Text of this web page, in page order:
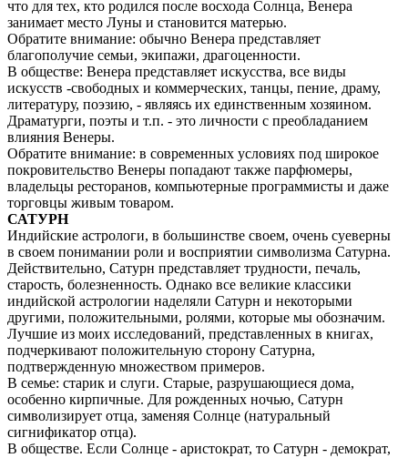
что для тех, кто родился после восхода Солнца, Венера
занимает место Луны и становится матерью.
Обратите внимание: обычно Венера представляет
благополучие семьи, экипажи, драгоценности.
В обществе: Венера представляет искусства, все виды
искусств -свободных и коммерческих, танцы, пение, драму,
литературу, поэзию, - являясь их единственным хозяином.
Драматурги, поэты и т.п. - это личности с преобладанием
влияния Венеры.
Обратите внимание: в современных условиях под широкое
покровительство Венеры попадают также парфюмеры,
владельцы ресторанов, компьютерные программисты и даже
торговцы живым товаром.
САТУРН
Индийские астрологи, в большинстве своем, очень суеверны
в своем понимании роли и восприятии символизма Сатурна.
Действительно, Сатурн представляет трудности, печаль,
старость, болезненность. Однако все великие классики
индийской астрологии наделяли Сатурн и некоторыми
другими, положительными, ролями, которые мы обозначим.
Лучшие из моих исследований, представленных в книгах,
подчеркивают положительную сторону Сатурна,
подтвержденную множеством примеров.
В семье: старик и слуги. Старые, разрушающиеся дома,
особенно кирпичные. Для рожденных ночью, Сатурн
символизирует отца, заменяя Солнце (натуральный
сигнификатор отца).
В обществе. Если Солнце - аристократ, то Сатурн - демократ,